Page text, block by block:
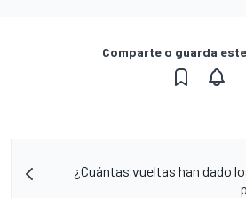
Comparte o guarda
¿Cuántas vueltas han dado